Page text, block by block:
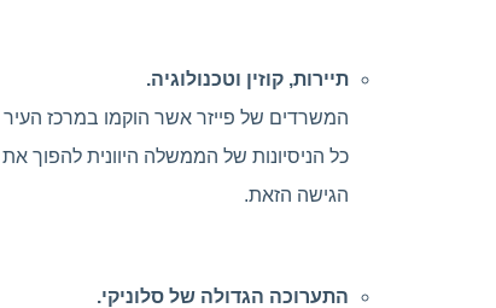
תיירות, קוזין וטכנולוגיה.
המשרדים של פייזר אשר הוקמו במרכז
הגישה הזאת.
התערוכה הגדולה של סלוניקי.